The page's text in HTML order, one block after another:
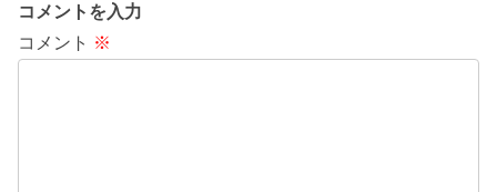
コメントを入力
コメント ※